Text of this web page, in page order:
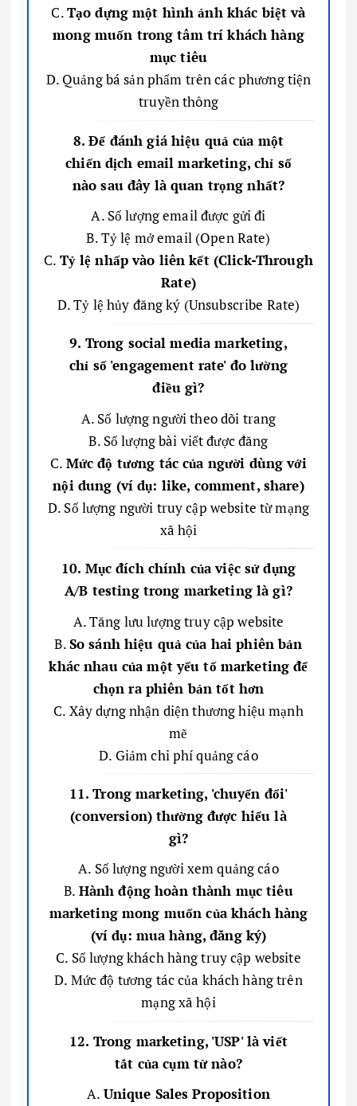
C.Tạo dựng một hình ảnh khác biệt và
mong muốn trong tâm trí khách hàng
mục tiêu
D. Quảng bá sản phẩm trên các phương tiện
truyền thông
8. Để đánh giá hiệu quả của một
chiến dịch email marketing, chỉ số
nào sau đây là quan trọng nhất?
A. Số lượng email được gửi đi
B. Tỷ lệ mở email (Open Rate)
C. Tỷ lệ nhấp vào liên kết (Click-Through
Rate)
D. Tỷ lệ hủy đăng ký (Unsubscribe Rate)
9. Trong social media marketing,
chỉ số 'engagement rate' đo lường
điều gì?
A. Số lượng người theo dõi trang
B. Số lượng bài viết được đăng
C. Mức độ tương tác của người dùng với
nội dung (ví dụ: like, comment, share)
D. Số lượng người truy cập website từ mạng
xã hội
10. Mục đích chính của việc sử dụng
A/B testing trong marketing là gì?
A. Tăng lưu lượng truy cập website
B.So sánh hiệu quả của hai phiên bản
khác nhau của một yếu tố marketing để
chọn ra phiên bản tốt hơn
C. Xây dựng nhận diện thương hiệu mạnh
mẽ
D. Giảm chi phí quảng cáo
11. Trong marketing, 'chuyển đổi'
(conversion) thường được hiểu là
gì?
A. Số lượng người xem quảng cáo
B. Hành động hoàn thành mục tiêu
marketing mong muốn của khách hàng
(ví dụ: mua hàng, đăng ký)
C. Số lượng khách hàng truy cập website
D. Mức độ tương tác của khách hàng trên
mạng xã hội
12. Trong marketing, 'USP' là viết
tắt của cụm từ nào?
A. Unique Sales Proposition